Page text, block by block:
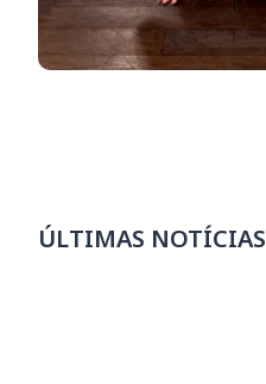
ÚLTIMAS NOTÍCIAS